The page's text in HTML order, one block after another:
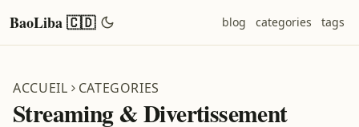
BaoLiba 🇨🇩 blog categories tags
ACCUEIL CATEGORIES
Streaming & Divertissement